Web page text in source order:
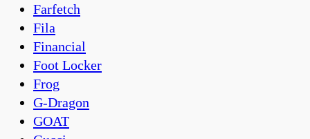
Farfetch
Fila
Financial
Foot Locker
Frog
G-Dragon
GOAT